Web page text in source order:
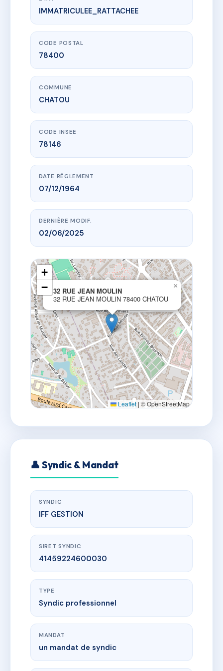
www.vme.plus/AC6421655
32 RUE JEAN MOULIN
32 Rue Jean Moulin
IMMATRICULEE_RATTACHEE
CODE POSTAL
78400
COMMUNE
CHATOU
CODE INSEE
78146
DATE RÈGLEMENT
07/12/1964
DERNIÈRE MODIF.
02/06/2025
32 RUE JEAN MOULIN
32 RUE JEAN MOULIN 78400 CHATOU
×
+
−
Leaflet | © OpenStreetMap
👤 Syndic & Mandat
SYNDIC
IFF GESTION
SIRET SYNDIC
41459224600030
TYPE
Syndic professionnel
MANDAT
un mandat de syndic